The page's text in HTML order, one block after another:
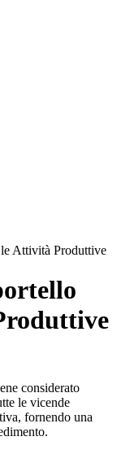
Attività Produttive
considerato
le vicende
fornendo una